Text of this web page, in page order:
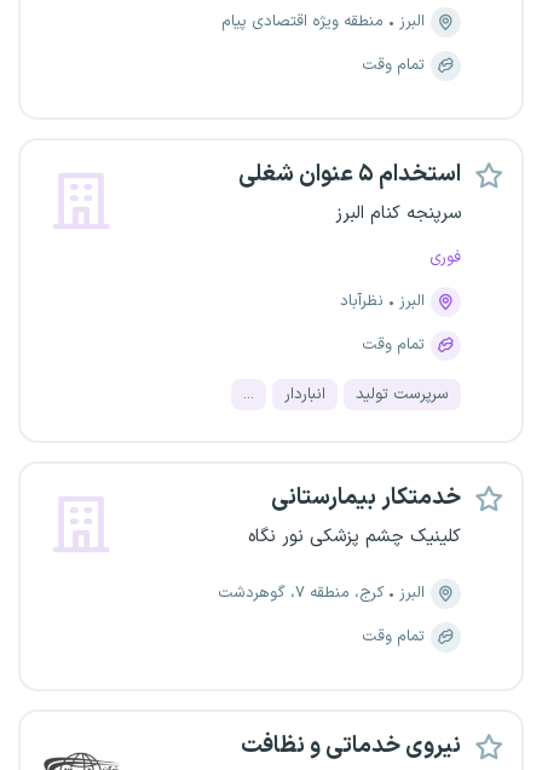
البرز
منطقه ویژه اقتصادی پیام
تمام وقت
استخدام ۵ عنوان شغلی
سرپنجه کنام البرز
فوری
البرز
نظرآباد
تمام وقت
سرپرست تولید انباردار ...
خدمتکار بیمارستانی
کلینیک چشم پزشکی نور نگاه
البرز
کرج، منطقه ۷، گوهردشت
تمام وقت
نیروی خدماتی و نظافت